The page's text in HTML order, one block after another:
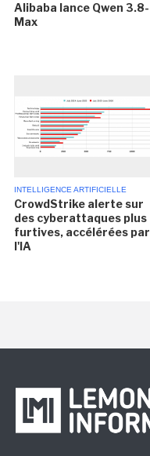
Alibaba lance Qwen 3.8-
Max
INTELLIGENCE ARTIFICIELLE
CrowdStrike alerte sur
des cyberattaques plus
furtives, accélérées par
l'IA